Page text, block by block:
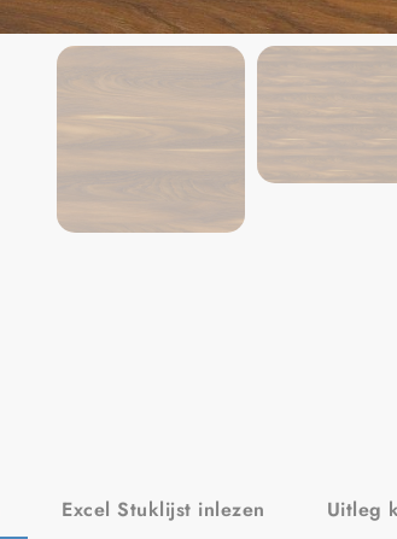
Excel Stuklijst inlezen Uitleg